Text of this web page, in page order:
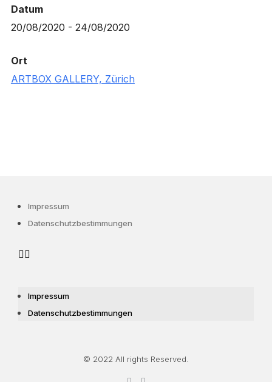
Datum
20/08/2020 - 24/08/2020
Ort
ARTBOX GALLERY, Zürich
Impressum
Datenschutzbestimmungen
Impressum
Datenschutzbestimmungen
© 2022 All rights Reserved.